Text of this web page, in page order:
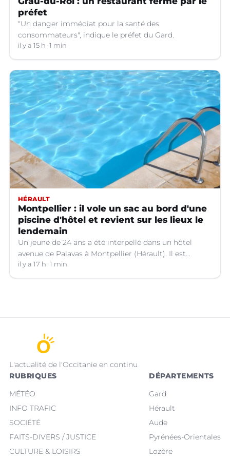
préfet
"Un danger immédiat pour la santé des
consommateurs", indique le préfet du Gard.
il y a 15 h 1 min
HÉRAULT
Montpellier : il vole un sac au bord d'une
piscine d'hôtel et revient sur les lieux le
lendemain
Un jeune de 24 ans a été interpellé dans un hôtel
avenue de Palavas à Montpellier (Hérault). Il est
suspecté d'avoir volé le sac d'une cliente.
il y a 17 h 1 min
L'actualité de l'Occitanie en continu
RUBRIQUES
MÉTÉO
INFO TRAFIC
SOCIÉTÉ
FAITS-DIVERS / JUSTICE
CULTURE & LOISIRS
DÉPARTEMENTS
Gard
Hérault
Aude
Pyrénées-Orientales
Lozère